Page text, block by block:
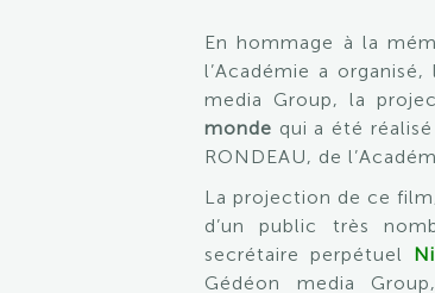
En hommage à la
l’Académie a
media Group, la
monde qui a été
RONDEAU, de
La projection de ce
d’un public très
secrétaire perpétuel
Gédéon media